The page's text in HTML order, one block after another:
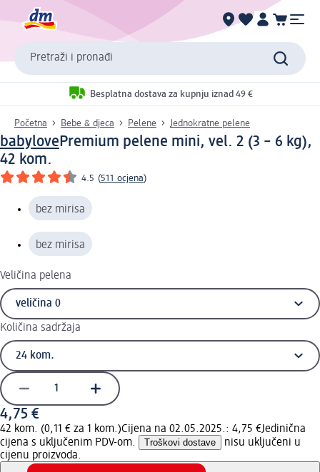
Pretraži i pronađi
Besplatna dostava za kupnju iznad 49 €
Početna Bebe & djeca Pelene Jednokratne pelene
babylovePremium pelene mini, vel. 2 (3 – 6 kg),
42 kom.
4.5 (511 ocjena)
bez mirisa
bez mirisa
Veličina pelena
Količina sadržaja
4,75 €
42 kom. (0,11 € za 1 kom.)Cijena na 02.05.2025.: 4,75 €Jedinična
cijena s uključenim PDV-om.
Troškovi dostave
nisu uključeni u
cijenu proizvoda.